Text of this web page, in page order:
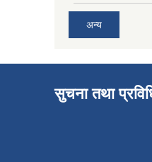
अन्य
सुचना तथा